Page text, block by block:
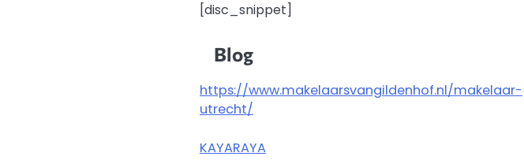
[disc_snippet]
Blog
https://www.makelaarsvangildenhof.nl/makelaar-
utrecht/
KAYARAYA